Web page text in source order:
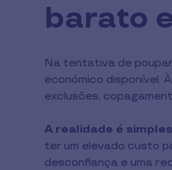
barato
Na tentativa de
económico disponível.
exclusões,
A realidade é simples
ter um elevado custo
desconfiança e uma